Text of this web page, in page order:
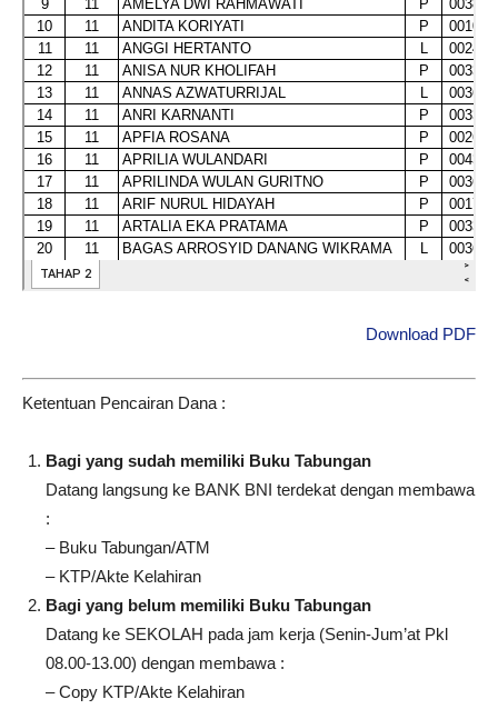
Download PDF
Ketentuan Pencairan Dana :
Bagi yang sudah memiliki Buku Tabungan
Datang langsung ke BANK BNI terdekat dengan membawa
:
– Buku Tabungan/ATM
– KTP/Akte Kelahiran
Bagi yang belum memiliki Buku Tabungan
Datang ke SEKOLAH pada jam kerja (Senin-Jum’at Pkl
08.00-13.00) dengan membawa :
– Copy KTP/Akte Kelahiran